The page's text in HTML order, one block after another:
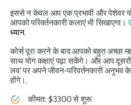
इससे न केवल आप एक प्रभावी और पेशेवर
आपको परिवर्तनकारी कलाएं भी सिखाएगा।
ध्यान.
कोर्स पूरा करने के बाद आपको बहुत अच्छा
साथ योग कक्षाएं पढ़ा सकेंगे। और आप
लव' पर अपने जीवन-परिवर्तनकारी अनुभव
होंगे।.
कीमत: $3300 से शुरू